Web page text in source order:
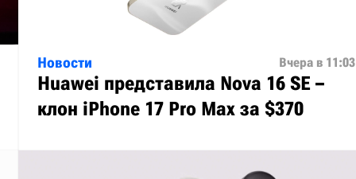
Новости Вчера в 11:03
Huawei представила Nova 16 SE –
клон iPhone 17 Pro Max за $370